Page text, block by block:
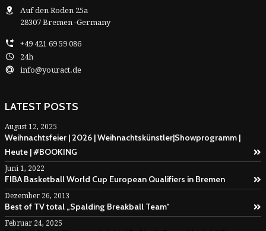
Auf den Roden 25a
28307 Bremen -Germany
+49 421 69 59 086
24h
info@youract.de
LATEST POSTS
August 12, 2025
Weihnachtsfeier | 2026 | Weihnachtskünstler|Showprogramm |
Heute | #BOOKING
Juni 1, 2022
FIBA Basketball World Cup European Qualifiers in Bremen
Dezember 26, 2013
Best of TV total „Spalding Breakball Team“
Februar 24, 2025